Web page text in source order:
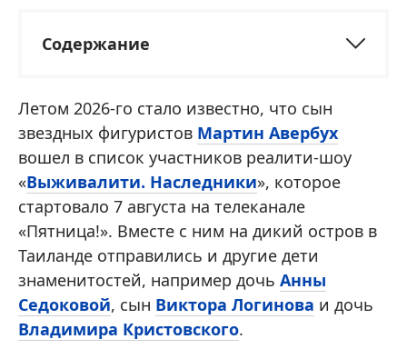
Содержание
Летом 2026-го стало известно, что сын
звездных фигуристов Мартин Авербух
вошел в список участников реалити-шоу
«Выживалити. Наследники», которое
стартовало 7 августа на телеканале
«Пятница!». Вместе с ним на дикий остров в
Таиланде отправились и другие дети
знаменитостей, например дочь Анны
Седоковой, сын Виктора Логинова и дочь
Владимира Кристовского.